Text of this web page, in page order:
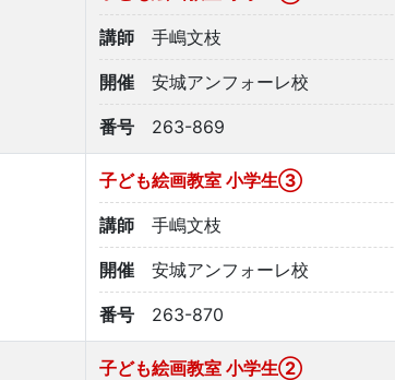
講師 手嶋文枝
開催 安城アンフォーレ校
番号 263-869
子ども絵画教室 小学生③
講師 手嶋文枝
開催 安城アンフォーレ校
番号 263-870
子ども絵画教室 小学生➁